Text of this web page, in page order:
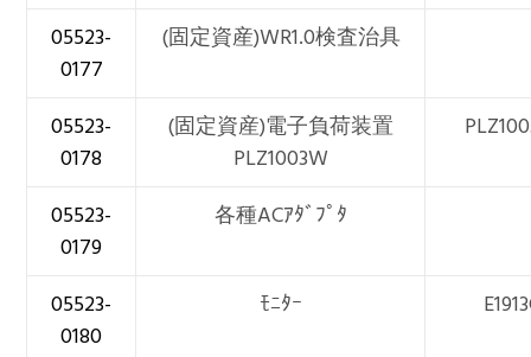
05523-
0177
(固定資産)WR1.0検査治具
05523-
0178
(固定資産)電子負荷装置
PLZ1003W
05523-
0179
各種ACｱﾀﾞﾌﾟﾀ
05523-
0180
ﾓﾆﾀｰ